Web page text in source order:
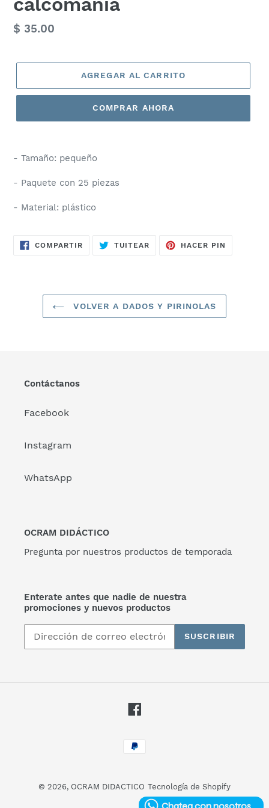
Precio
$ 35.00
AGREGAR AL CARRITO
COMPRAR AHORA
- Tamaño: pequeño
- Paquete con 25 piezas
- Material: plástico
COMPARTIRCOMPARTIRTUITEAR TUITEARHACER PIN
VOLVER A DADOS Y PIRINOLAS
Contáctanos
Facebook
Instagram
WhatsApp
OCRAM DIDÁCTICO
Pregunta por nuestros productos de temporada
Enterate antes que nadie de nuestra
promociones y nuevos productos
SUSCRIBIR
Métodos
de
© 2026, OCRAM DIDACTICO Tecnología de Shopify
Chatea con nosotros